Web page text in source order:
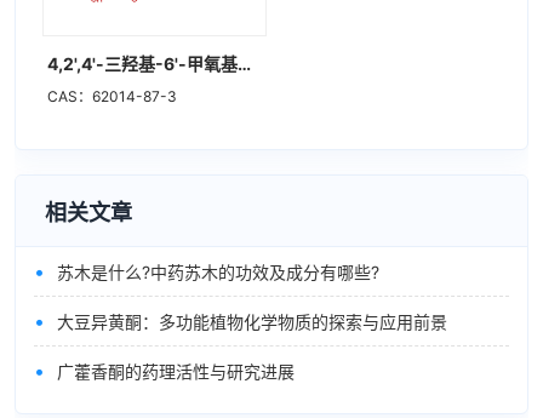
4,2',4'-三羟基-6'-甲氧基查耳酮
CAS：62014-87-3
相关文章
• 苏木是什么?中药苏木的功效及成分有哪些?
• 大豆异黄酮：多功能植物化学物质的探索与应用前景
• 广藿香酮的药理活性与研究进展